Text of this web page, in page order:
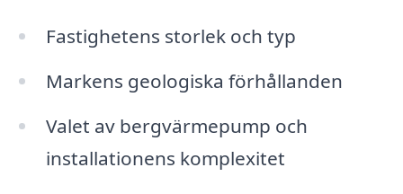
Fastighetens storlek och typ
Markens geologiska förhållanden
Valet av bergvärmepump och
installationens komplexitet